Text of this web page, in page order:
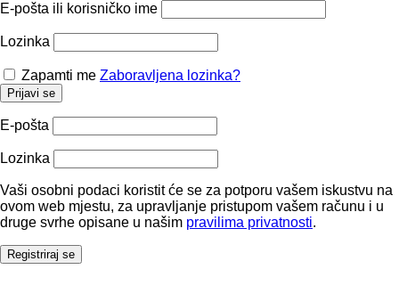
E-pošta ili korisničko ime
Lozinka
Zapamti me Zaboravljena lozinka?
Prijavi se
E-pošta
Lozinka
Vaši osobni podaci koristit će se za potporu vašem iskustvu na
ovom web mjestu, za upravljanje pristupom vašem računu i u
druge svrhe opisane u našim pravilima privatnosti.
Registriraj se